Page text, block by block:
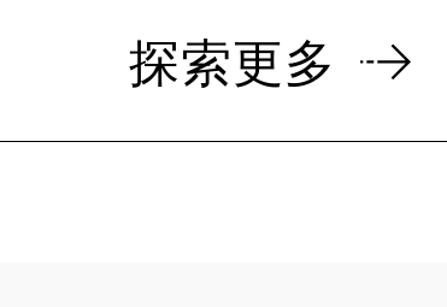
探索更多